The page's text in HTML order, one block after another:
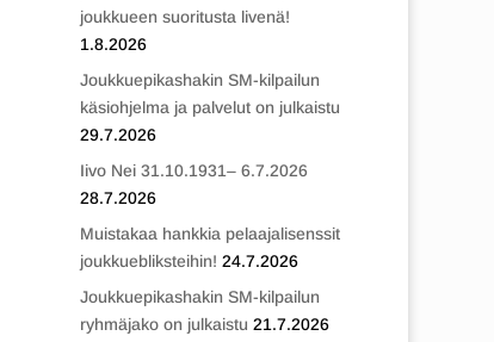
joukkueen suoritusta livenä!
1.8.2026
Joukkuepikashakin SM-kilpailun
käsiohjelma ja palvelut on julkaistu
29.7.2026
Iivo Nei 31.10.1931– 6.7.2026
28.7.2026
Muistakaa hankkia pelaajalisenssit
joukkuebliksteihin! 24.7.2026
Joukkuepikashakin SM-kilpailun
ryhmäjako on julkaistu 21.7.2026